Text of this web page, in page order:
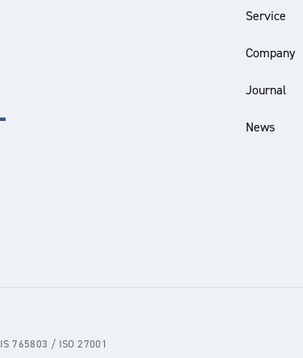
Service
Company
Journal
News
IS 765803 / ISO 27001